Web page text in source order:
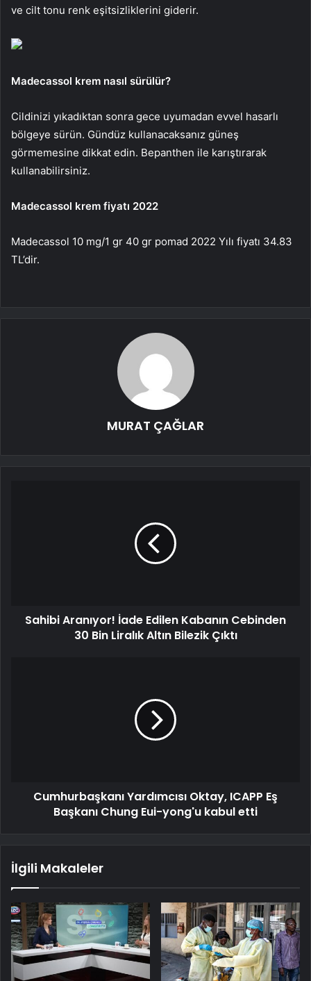
ve cilt tonu renk eşitsizliklerini giderir.
Madecassol krem nasıl sürülür?
Cildinizi yıkadıktan sonra gece uyumadan evvel hasarlı
bölgeye sürün. Gündüz kullanacaksanız güneş
görmemesine dikkat edin. Bepanthen ile karıştırarak
kullanabilirsiniz.
Madecassol krem fiyatı 2022
Madecassol 10 mg/1 gr 40 gr pomad 2022 Yılı fiyatı 34.83
TL’dir.
MURAT ÇAĞLAR
Sahibi Aranıyor! İade Edilen Kabanın Cebinden
30 Bin Liralık Altın Bilezik Çıktı
Cumhurbaşkanı Yardımcısı Oktay, ICAPP Eş
Başkanı Chung Eui-yong'u kabul etti
İlgili Makaleler